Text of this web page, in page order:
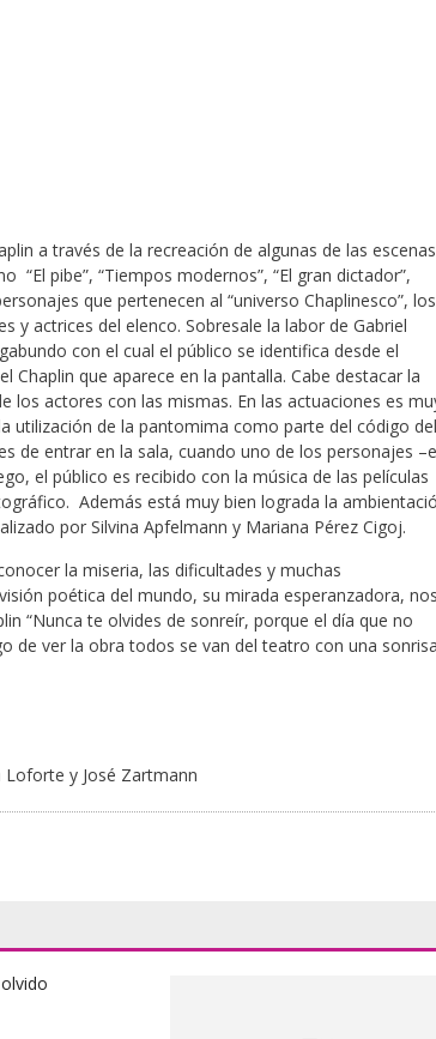
a través de la recreación de algunas de las escenas
pibe”, “Tiempos modernos”, “El gran dictador”,
que pertenecen al “universo Chaplinesco”, los
y actrices del elenco. Sobresale la labor de Gabriel
con el cual el público se identifica desde el
que aparece en la pantalla. Cabe destacar la
los actores con las mismas. En las actuaciones es
utilización de la pantomima como parte del código del
de entrar en la sala, cuando uno de los personajes
el público es recibido con la música de las películas
Además está muy bien lograda la
por Silvina Apfelmann y Mariana Pérez Cigoj.
la miseria, las dificultades y muchas
poética del mundo, su mirada esperanzadora, nos
“Nunca te olvides de sonreír, porque el día que no
de ver la obra todos se van del teatro con una
Loforte y José Zartmann